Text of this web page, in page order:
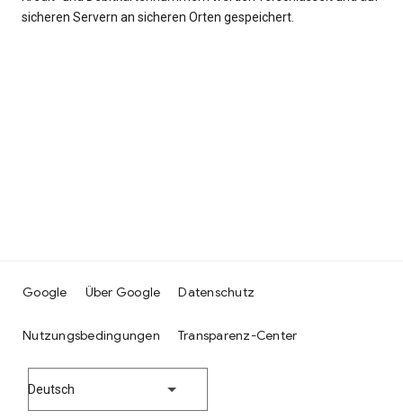
sicheren Servern an sicheren Orten gespeichert.
Google Über Google Datenschutz
Nutzungsbedingungen Transparenz-Center
Deutsch